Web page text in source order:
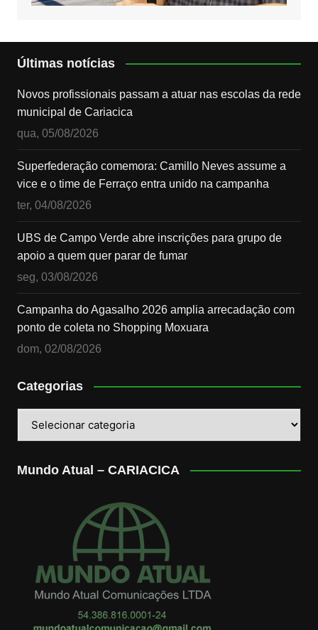
Últimas notícias
Novos profissionais passam a atuar nas escolas da rede
municipal de Cariacica
qua, 05/08/2026
Superfederação comemora: Camillo Neves assume a
vice e o time de Ferraço entra unido na campanha
ter, 04/08/2026
UBS de Campo Verde abre inscrições para grupo de
apoio a quem quer parar de fumar
seg, 03/08/2026
Campanha do Agasalho 2026 amplia arrecadação com
ponto de coleta no Shopping Moxuara
dom, 02/08/2026
Categorias
Mundo Atual – CARIACICA